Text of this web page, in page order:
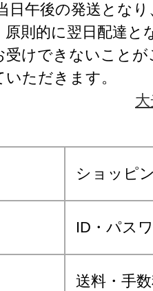
日午後の発送となり
原則的に翌日配達と
受けできないこと
ただきます。
ショッピ
ID・パス
送料・手